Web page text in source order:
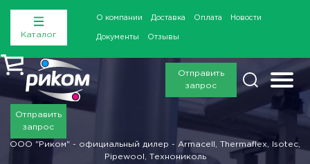
Каталог
О компании Доставка Оплата Новости
Документы Отзывы
Отправить
запрос
Отправить
запрос
ООО "Риком" - официальный дилер - Armacell, Thermaflex, Isotec,
Pipewool, Технониколь